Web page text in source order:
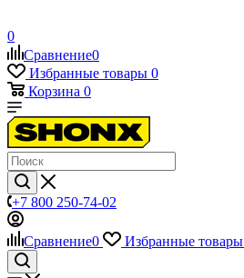
0
Сравнение0
Избранные товары 0
Корзина 0
+7 800 250-74-02
Сравнение0 Избранные товары